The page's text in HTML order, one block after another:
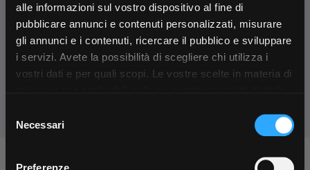
alle informazioni sul vostro dispositivo al fine di
pubblicare annunci e contenuti personalizzati, misurare
gli annunci e i contenuti, ricercare il pubblico e sviluppare
i servizi. Avete la possibilità di scegliere chi utilizza i
vostri dati e per quali scopi. Le vostre scelte in materia di
modificare o revocare il proprio consenso in qualsiasi
momento dalla Dichiarazione sui cookie o facendo clic
delNecessari
×
App Rexel Italia
Contattaci
Parla con il customer care dedicato
Condividi: